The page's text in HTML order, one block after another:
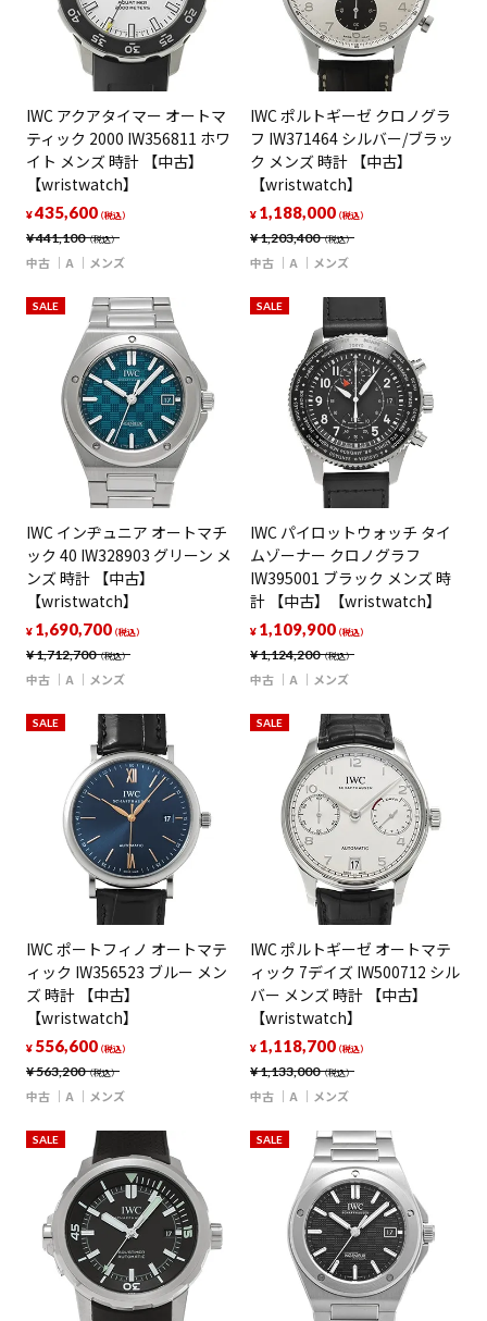
IWC アクアタイマー オートマ
ティック 2000 IW356811 ホワ
イト メンズ 時計 【中古】
【wristwatch】
¥441,100（税込）
¥435,600（税込）
中古 A メンズ
IWC ポルトギーゼ クロノグラ
フ IW371464 シルバー/ブラッ
ク メンズ 時計 【中古】
【wristwatch】
¥1,203,400（税込）
¥ 1,188,000（税込）
中古 A メンズ
SALE
IWC インヂュニア オートマチ
ック 40 IW328903 グリーン メ
ンズ 時計 【中古】
【wristwatch】
¥1,712,700（税込）
¥ 1,690,700（税込）
中古 A メンズ
SALE
IWC パイロットウォッチ タイ
ムゾーナー クロノグラフ
IW395001 ブラック メンズ 時
計 【中古】【wristwatch】
¥1,124,200（税込）
¥ 1,109,900（税込）
中古 A メンズ
SALE
IWC ポートフィノ オートマテ
ィック IW356523 ブルー メン
ズ 時計 【中古】
【wristwatch】
¥563,200（税込）
¥ 556,600（税込）
中古 A メンズ
SALE
IWC ポルトギーゼ オートマテ
ィック 7デイズ IW500712 シル
バー メンズ 時計 【中古】
【wristwatch】
¥1,133,000（税込）
¥ 1,118,700（税込）
中古 A メンズ
SALE SALE